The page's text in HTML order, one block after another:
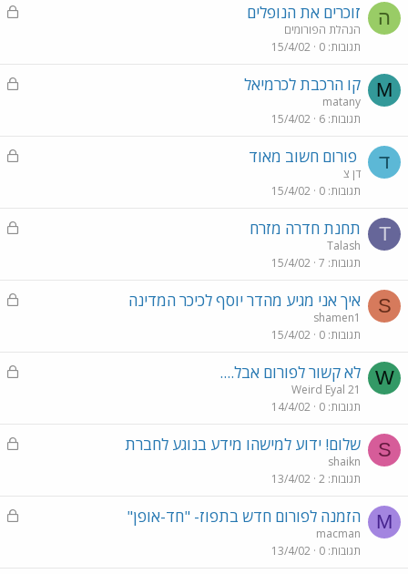
ה
נ
זוכרים את הנופלים
הנהלת הפורומים
תגובות 0
15/4/02
M
נ
קו הרכבת לכרמיאל
matany
תגובות 6
15/4/02
ד
נ
פורום חשוב מאוד
דן צ
תגובות 0
15/4/02
T
נ
תחנת חדרה מזרח
Talash
תגובות 7
15/4/02
S
נ
איך אני מגיע מהדר יוסף לכיכר המדינה
shamen1
תגובות 0
15/4/02
W
נ
לא קשור לפורום אבל....
Weird Eyal 21
תגובות 0
14/4/02
S
נ
שלום! ידוע למישהו מידע בנוגע לחברת
shaikn
תגובות 2
13/4/02
M
נ
הזמנה לפורום חדש בתפוז- "חד-אופן"
macman
תגובות 0
13/4/02